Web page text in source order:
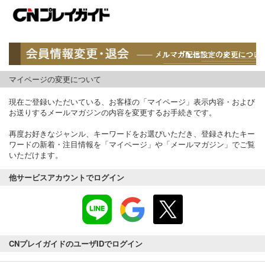
マイページの変更について
現在ご登録いただいている、お客様の「マイページ」表示内容・および
お送りするメールマガジンの内容を変更するお手続きです。
再度お好きなジャンル、キーワードをお選びいただき、登録されたキー
ワードの新着・注目情報を「マイページ」や「メールマガジン」でご覧
いただけます。
他サービスアカウントでログイン
CNプレイガイドのユーザIDでログイン